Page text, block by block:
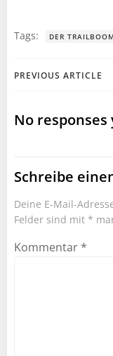
Tags: DER
Post
PREVIOUS ARTICLE
No responses
Schreibe
Deine E-Mail-
Felder sind mit *
Kommentar *